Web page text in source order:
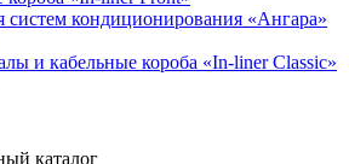
систем кондиционирования «Ангара»
и кабельные короба «In-liner Classic»
каталог